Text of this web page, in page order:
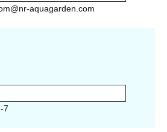
aquagarden.com
7